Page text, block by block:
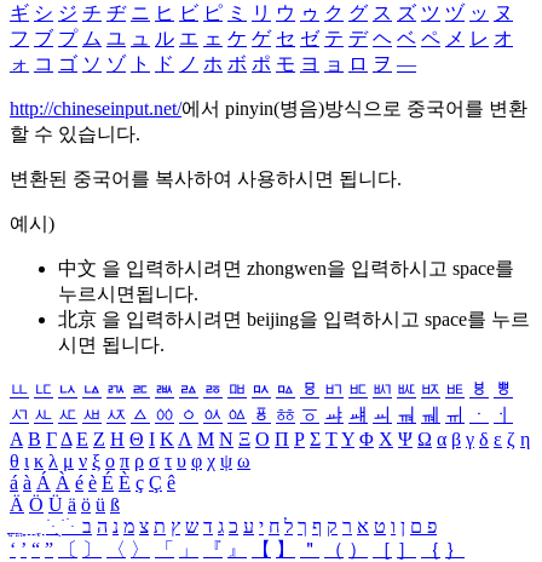
ギ シ ジ チ ヂ ニ ヒ ビ ピ ミ リ ウ ゥ ク グ ス ズ ツ ヅ ッ ヌ
フ ブ プ ム ユ ュ ル エ ェ ケ ゲ セ ゼ テ デ ヘ ベ ペ メ レ オ
ォ コ ゴ ソ ゾ ト ド ノ ホ ボ ポ モ ヨ ョ ロ ヲ ―
http://chineseinput.net/에서 pinyin(병음)방식으로 중국어를 변환
할 수 있습니다.
변환된 중국어를 복사하여 사용하시면 됩니다.
예시)
中文 을 입력하시려면 zhongwen을 입력하시고 space를
누르시면됩니다.
北京 을 입력하시려면 beijing을 입력하시고 space를 누르
시면 됩니다.
ㅥ ㅦ ㅧ ㅨ ㅩ ㅪ ㅫ ㅬ ㅭ ㅮ ㅯ ㅰ ㅱ ㅲ ㅳ ㅴ ㅵ ㅶ ㅷ ㅸ
ㅹ
ㅺ ㅻ ㅼ ㅽ ㅾ ㅿ ㆀ ㆁ ㆂ ㆃ ㆄ ㆅ ㆆ ㆇ ㆈ ㆉ ㆊ ㆋ ㆌ ㆍ
ㆎ
Α Β ΓΔ Ε Ζ Η Θ Ι ΚΛ Μ Ν Ξ Ο Π Ρ Σ ΤΥ Φ Χ Ψ Ω α β γ δ ε ζ η
θ ι κ λ μ ν ξ ο π ρ σ τ υ φ χ ψ ω
á à Á À é è É È ç Ç ê
Ä Ö Ü ä ö ü ß
ִֶֹ ֻּ ׁׂ פ ם ן ו ט א ר ק ף ך ל ח י ע כ ג ד ש ץ ת צ מ נ ה ב
‘ ’ “ ” 〔 〕 〈 〉 「 」 『 』 【 】 ＂ （ ） ［ ］ ｛ ｝